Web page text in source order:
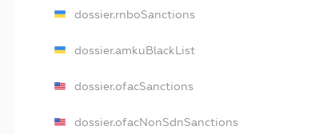
dossier.rnboSanctions
dossier.amkuBlackList
dossier.ofacSanctions
dossier.ofacNonSdnSanctions